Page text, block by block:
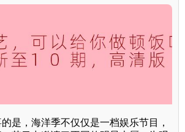
是，海洋季不仅仅是一档娱乐节目，